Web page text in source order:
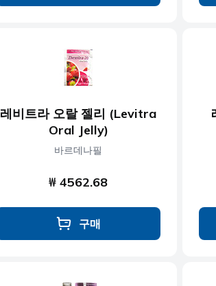
레비트라 오랄 젤리 (Levitra
Oral Jelly)
바르데나필
₩ 4562.68
구매